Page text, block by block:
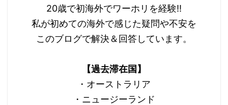
20歳で初海外でワーホリを経験!!
私が初めての海外で感じた疑問や不安を
このブログで解決＆回答しています。
【過去滞在国】
・オーストラリア
・ニュージーランド